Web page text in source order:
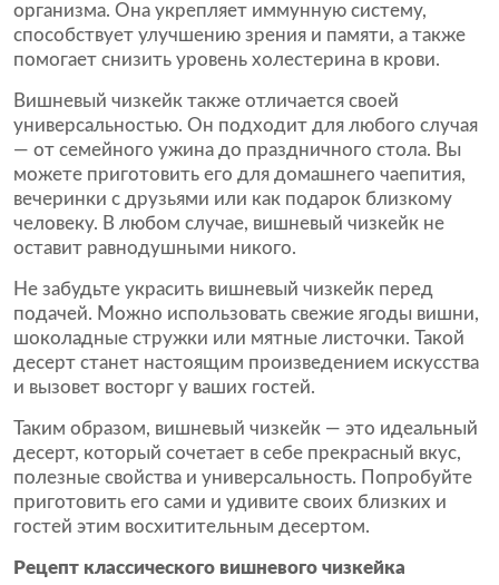
организма. Она укрепляет иммунную систему,
способствует улучшению зрения и памяти, а также
помогает снизить уровень холестерина в крови.
Вишневый чизкейк также отличается своей
универсальностью. Он подходит для любого случая
— от семейного ужина до праздничного стола. Вы
можете приготовить его для домашнего чаепития,
вечеринки с друзьями или как подарок близкому
человеку. В любом случае, вишневый чизкейк не
оставит равнодушными никого.
Не забудьте украсить вишневый чизкейк перед
подачей. Можно использовать свежие ягоды вишни,
шоколадные стружки или мятные листочки. Такой
десерт станет настоящим произведением искусства
и вызовет восторг у ваших гостей.
Таким образом, вишневый чизкейк — это идеальный
десерт, который сочетает в себе прекрасный вкус,
полезные свойства и универсальность. Попробуйте
приготовить его сами и удивите своих близких и
гостей этим восхитительным десертом.
Рецепт классического вишневого чизкейка